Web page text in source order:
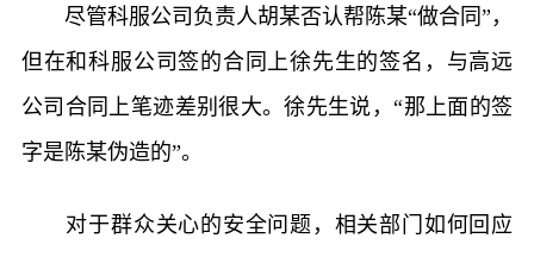
尽管科服公司负责人胡某否认帮陈某“做合同”，
但在和科服公司签的合同上徐先生的签名，与高远
公司合同上笔迹差别很大。徐先生说，“那上面的签
字是陈某伪造的”。
对于群众关心的安全问题，相关部门如何回应